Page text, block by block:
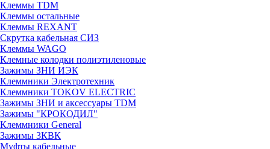
Клеммы TDM
Клеммы остальные
Клеммы REXANT
Скрутка кабельная СИЗ
Клеммы WAGO
Клемные колодки полиэтиленовые
Зажимы ЗНИ ИЭК
Клеммники Электротехник
Клеммники TOKOV ELECTRIC
Зажимы ЗНИ и аксессуары TDM
Зажимы "КРОКОДИЛ"
Клеммники General
Зажимы 3КВК
Муфты кабельные